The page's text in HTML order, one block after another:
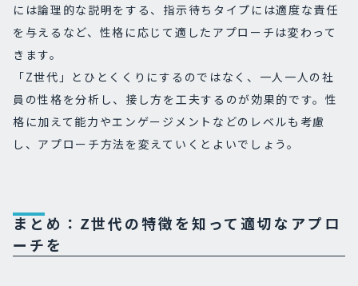
には論理的な説明をする、指示待ちタイプには適度な責任
を与えるなど、性格に応じて適したアプローチは変わって
きます。
「Z世代」とひとくくりにするのではなく、一人一人の社
員の性格を分析し、接し方を工夫するのが効果的です。性
格に加えて能力やエンゲージメントなどのレベルも考慮
し、アプローチ方法を変えていくとよいでしょう。
まとめ：Z世代の特徴を知って適切なアプロ
ーチを